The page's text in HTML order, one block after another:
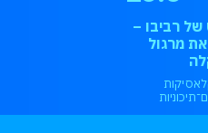
של רביבו –
מרגול